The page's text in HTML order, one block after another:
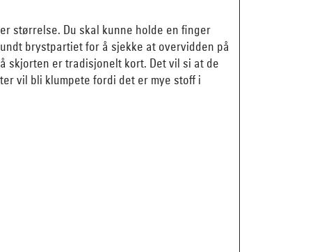
størrelse. Du skal kunne holde en finger
brystpartiet for å sjekke at overvidden på
skjorten er tradisjonelt kort. Det vil si at de
vil bli klumpete fordi det er mye stoff i